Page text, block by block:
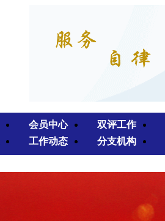
会员中心 双评工作
工作动态 分支机构